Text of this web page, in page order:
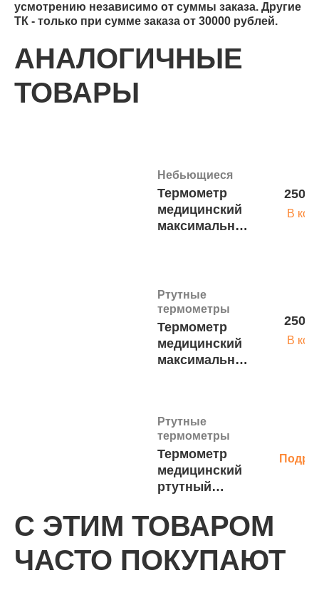
усмотрению независимо от суммы заказа. Другие
ТК - только при сумме заказа от 30000 рублей.
АНАЛОГИЧНЫЕ
ТОВАРЫ
Небьющиеся
Термометр
медицинский
максимальный
шт.
ящик-500шт.)
250
В
Ртутные
термометры
Термометр
медицинский
максимальный
(коробка - 12
шт. ящик -240
шт.)
250
В
Ртутные
термометры
Термометр
медицинский
ртутный
шкала "
ИМПЭКС-
МЕД"
Ртутные
термометры
С ЭТИМ ТОВАРОМ
ЧАСТО ПОКУПАЮТ